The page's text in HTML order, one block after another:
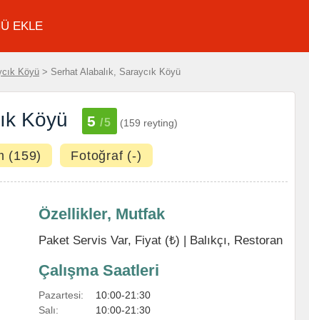
EKLE
Köyü > Serhat Alabalık, Saraycık Köyü
Köyü 5 /5 (159 reyting)
(159) Fotoğraf (-)
Özellikler, Mutfak
Paket Servis Var, Fiyat (₺) | Balıkçı, Restoran
Çalışma Saatleri
Pazartesi:
10:00-21:30
Salı:
10:00-21:30